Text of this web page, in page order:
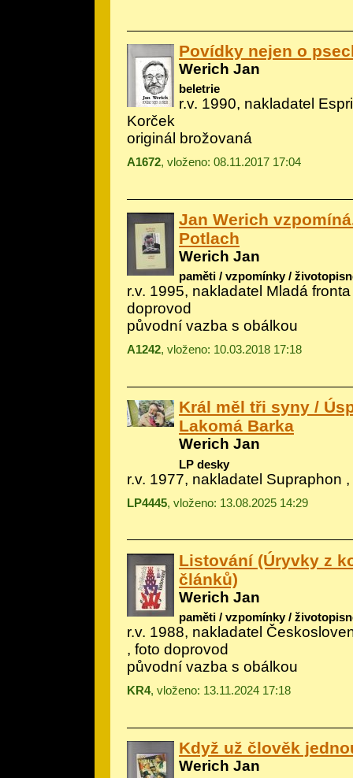
Povídky nejen o
Werich Jan
beletrie
r.v. 1990, nakladatel
Korček
originál brožovaná
A1672, vloženo: 08.11.2017 17:04
Jan Werich
Potlach
Werich Jan
paměti / vzpomínky /
r.v. 1995, nakladatel Mladá
doprovod
původní vazba s obálkou
A1242, vloženo: 10.03.2018 17:18
Král měl tři syny /
Lakomá Barka
Werich Jan
LP desky
r.v. 1977, nakladatel Supraphon
LP4445, vloženo: 13.08.2025 14:29
Listování (Úryvky z
článků)
Werich Jan
paměti / vzpomínky /
r.v. 1988, nakladatel
, foto doprovod
původní vazba s obálkou
KR4, vloženo: 13.11.2024 17:18
Když už člověk
Werich Jan